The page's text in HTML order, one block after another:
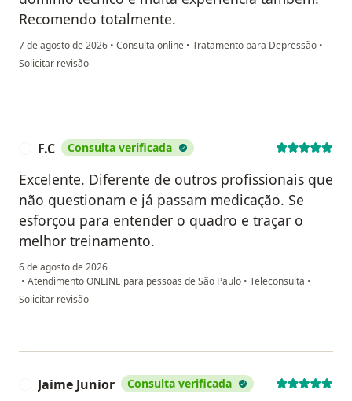
Recomendo totalmente.
7 de agosto de 2026 • Consulta online • Tratamento para Depressão •
na opinião do utilizador César A
Solicitar revisão
F.C Consulta verificada
Excelente. Diferente de outros profissionais que
não questionam e já passam medicação. Se
esforçou para entender o quadro e traçar o
melhor treinamento.
6 de agosto de 2026
• Atendimento ONLINE para pessoas de São Paulo • Teleconsulta •
na opinião do utilizador F.C
Solicitar revisão
Jaime Junior Consulta verificada